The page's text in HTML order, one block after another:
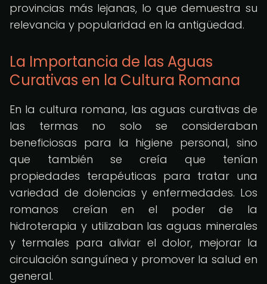
provincias más lejanas, lo que demuestra su
relevancia y popularidad en la antigüedad.
La Importancia de las Aguas
Curativas en la Cultura Romana
En la cultura romana, las aguas curativas de
las termas no solo se consideraban
beneficiosas para la higiene personal, sino
que también se creía que tenían
propiedades terapéuticas para tratar una
variedad de dolencias y enfermedades. Los
romanos creían en el poder de la
hidroterapia y utilizaban las aguas minerales
y termales para aliviar el dolor, mejorar la
circulación sanguínea y promover la salud en
general.